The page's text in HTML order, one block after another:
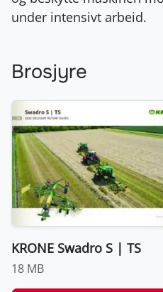
under intensivt arbeid.
Brosjyre
KRONE Swadro S | TS
18 MB